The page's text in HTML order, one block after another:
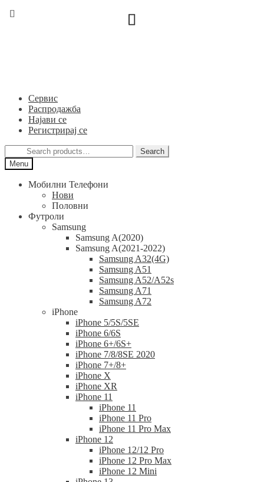
Skip
to
Skip
to
Сервис
Распродажба
Најави се
Регистрирај се
Search
for:
Search
Menu
Мобилни Телефони
Нови
Половни
Футроли
Samsung
Samsung A(2020)
Samsung A(2021-2022)
Samsung A32(4G)
Samsung A51
Samsung A52/A52s
Samsung A71
Samsung A72
iPhone
iPhone 5/5S/5SE
iPhone 6/6S
iPhone 6+/6S+
iPhone 7/8/8SE 2020
iPhone 7+/8+
iPhone X
iPhone XR
iPhone 11
iPhone 11
iPhone 11 Pro
iPhone 11 Pro Max
iPhone 12
iPhone 12/12 Pro
iPhone 12 Pro Max
iPhone 12 Mini